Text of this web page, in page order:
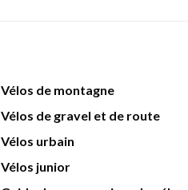
Vélos de montagne
Vélos de gravel et de route
Vélos urbain
Vélos junior